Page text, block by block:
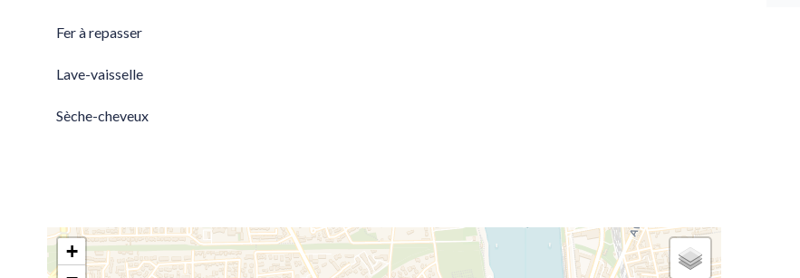
Fer à repasser
Lave-vaisselle
Sèche-cheveux
+